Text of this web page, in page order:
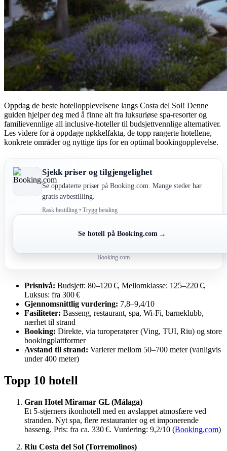
Oppdag de beste hotellopplevelsene langs Costa del Sol! Denne
guiden hjelper deg med å finne alt fra luksuriøse spa-resorter og
familievennlige all inclusive-hoteller til budsjettvennlige alternativer.
Les videre for å oppdage nøkkelfakta, de topp rangerte hotellene,
konkrete områder og nyttige tips for en optimal bookingopplevelse.
Sjekk priser og tilgjengelighet
Se oppdaterte priser på Booking.com. Mange steder har
gratis avbestilling.
Rask bestilling • Trygg betaling
Se hotell på Booking.com →
Booking.com
Prisnivå: Budsjett: 80–120 €, Mellomklasse: 125–220 €,
Luksus: fra 300 €
Gjennomsnittlig vurdering: 7,8–9,4/10
Fasiliteter: Basseng, restaurant, spa, Wi-Fi, barneklubb,
nærhet til strand
Booking: Direkte, via turoperatører (Ving, TUI, Riu) og store
bookingplattformer
Avstand til strand: Varierer mellom 50–700 meter (vanligvis
under 400 meter)
Topp 10 hotell
Gran Hotel Miramar GL (Málaga)
Et 5-stjerners ikonhotell med en avslappet atmosfære ved
stranden. Nyt spa, flere restauranter og et imponerende
basseng. Pris: fra ca. 330 €. Vurdering: 9,2/10 (Booking.com)
Riu Costa del Sol (Torremolinos)